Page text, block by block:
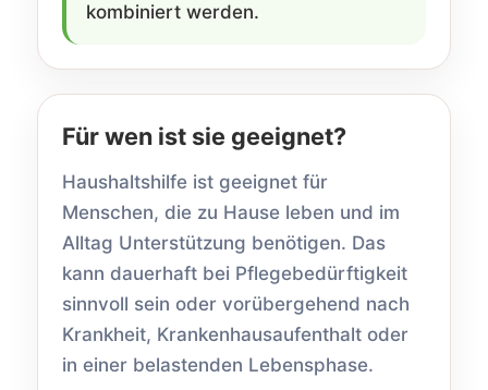
kombiniert werden.
Für wen ist sie geeignet?
Haushaltshilfe ist geeignet für
Menschen, die zu Hause leben und im
Alltag Unterstützung benötigen. Das
kann dauerhaft bei Pflegebedürftigkeit
sinnvoll sein oder vorübergehend nach
Krankheit, Krankenhausaufenthalt oder
in einer belastenden Lebensphase.